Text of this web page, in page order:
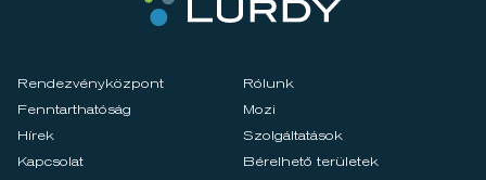
Rendezvényközpont
Rólunk
Fenntarthatóság
Mozi
Hírek
Szolgáltatások
Kapcsolat
Bérelhető területek